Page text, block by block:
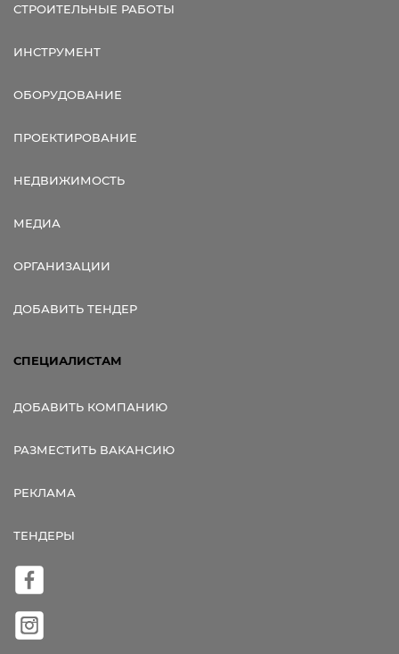
СТРОИТЕЛЬНЫЕ РАБОТЫ
ИНСТРУМЕНТ
ОБОРУДОВАНИЕ
ПРОЕКТИРОВАНИЕ
НЕДВИЖИМОСТЬ
МЕДИА
ОРГАНИЗАЦИИ
ДОБАВИТЬ ТЕНДЕР
СПЕЦИАЛИСТАМ
ДОБАВИТЬ КОМПАНИЮ
РАЗМЕСТИТЬ ВАКАНСИЮ
РЕКЛАМА
ТЕНДЕРЫ